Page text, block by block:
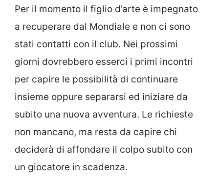
Per il momento il figlio d’arte è impegnato
a recuperare dal Mondiale e non ci sono
stati contatti con il club. Nei prossimi
giorni dovrebbero esserci i primi incontri
per capire le possibilità di continuare
insieme oppure separarsi ed iniziare da
subito una nuova avventura. Le richieste
non mancano, ma resta da capire chi
deciderà di affondare il colpo subito con
un giocatore in scadenza.